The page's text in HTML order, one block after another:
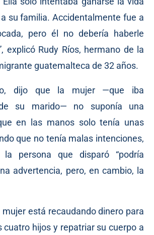
su familia. Accidentalmente fue a
pero él no debería haberle
explicó Rudy Ríos, hermano de la
guatemalteca de 32 años.
dijo que la mujer —que iba
su marido— no suponía una
en las manos solo tenía unas
que no tenía malas intenciones,
persona que disparó “podría
advertencia, pero, en cambio, la
está recaudando dinero para
cuatro hijos y repatriar su cuerpo a